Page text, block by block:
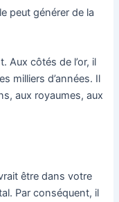
peut générer de la
Aux côtés de l’or, il
milliers d’années. Il
aux royaumes, aux
être dans votre
Par conséquent, il